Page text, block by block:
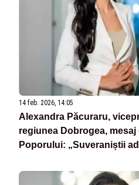
14 feb. 2026, 14:05
Alexandra Păcuraru,
regiunea Dobrogea,
Poporului: „Suveraniștii
alții” - VIDEO